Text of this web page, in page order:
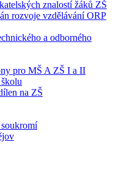
znalostí žáků ZŠ
rozvoje vzdělávání ORP
a odborného
pro MŠ A ZŠ I a II
na ZŠ